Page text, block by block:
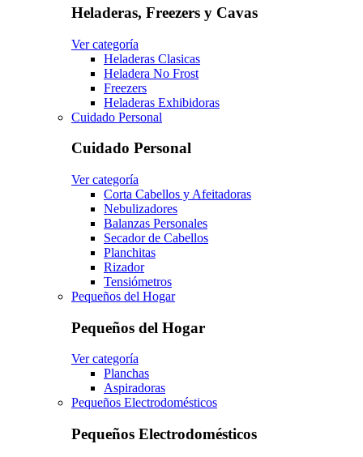
Heladeras, Freezers y Cavas
Ver categoría
Heladeras Clasicas
Heladera No Frost
Freezers
Heladeras Exhibidoras
Cuidado Personal
Cuidado Personal
Ver categoría
Corta Cabellos y Afeitadoras
Nebulizadores
Balanzas Personales
Secador de Cabellos
Planchitas
Rizador
Tensiómetros
Pequeños del Hogar
Pequeños del Hogar
Ver categoría
Planchas
Aspiradoras
Pequeños Electrodomésticos
Pequeños Electrodomésticos